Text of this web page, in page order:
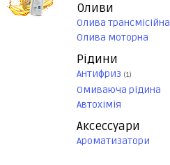
Оливи
Олива трансмісійна
Олива моторна
Рідини
Антифриз (1)
Омиваюча рідина
Автохімія
Аксессуари
Ароматизатори